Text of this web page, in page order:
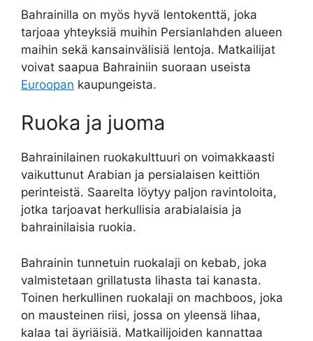
Bahrainilla on myös hyvä lentokenttä, joka
tarjoaa yhteyksiä muihin Persianlahden alueen
maihin sekä kansainvälisiä lentoja. Matkailijat
voivat saapua Bahrainiin suoraan useista
Euroopan kaupungeista.
Ruoka ja juoma
Bahrainilainen ruokakulttuuri on voimakkaasti
vaikuttunut Arabian ja persialaisen keittiön
perinteistä. Saarelta löytyy paljon ravintoloita,
jotka tarjoavat herkullisia arabialaisia ja
bahrainilaisia ruokia.
Bahrainin tunnetuin ruokalaji on kebab, joka
valmistetaan grillatusta lihasta tai kanasta.
Toinen herkullinen ruokalaji on machboos, joka
on mausteinen riisi, jossa on yleensä lihaa,
kalaa tai äyriäisiä. Matkailijoiden kannattaa